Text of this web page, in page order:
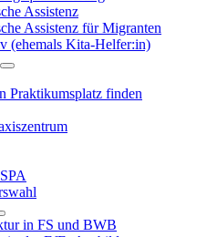
Assistenz
Assistenz für Migranten
(ehemals Kita-Helfer:in)
Praktikumsplatz finden
in FS und BWB